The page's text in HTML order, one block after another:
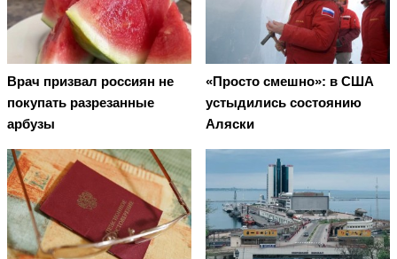
Врач призвал россиян не
покупать разрезанные
арбузы
«Просто смешно»: в США
устыдились состоянию
Аляски